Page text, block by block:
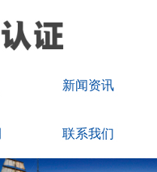
新闻资讯
联系我们